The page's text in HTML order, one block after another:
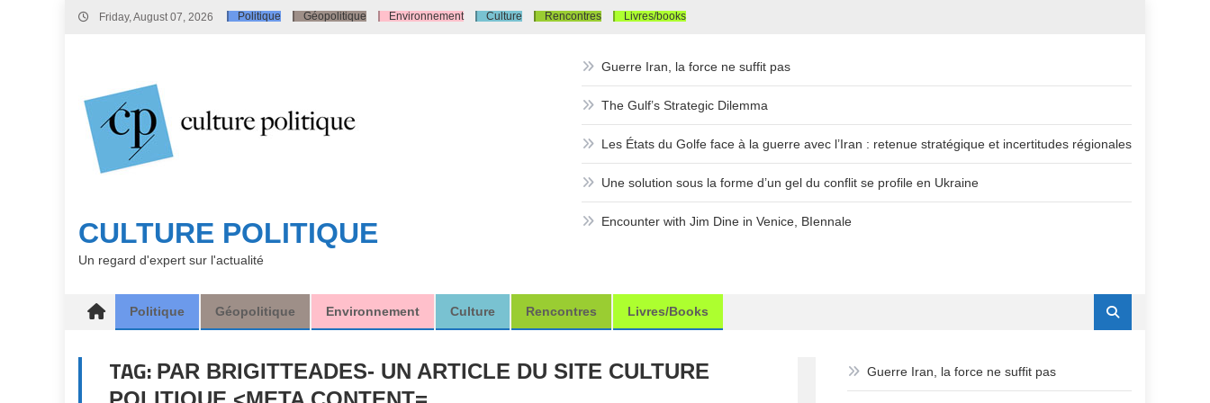
Skip
Friday, August 07, 2026 Politique Géopolitique Environnement Culture Rencontres Livres/books
CULTURE POLITIQUE
Un regard d'expert sur l'actualité
Guerre Iran, la force ne suffit pas
The Gulf’s Strategic Dilemma
Les États du Golfe face à la guerre avec l’Iran : retenue stratégique et incertitudes régionales
Une solution sous la forme d’un gel du conflit se profile en Ukraine
Encounter with Jim Dine in Venice, BIennale
Politique Géopolitique Environnement Culture Rencontres Livres/books
TAG: PAR BRIGITTEADES- UN ARTICLE DU SITE CULTURE
Guerre Iran, la force ne suffit pas